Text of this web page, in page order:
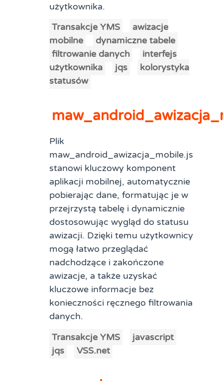
użytkownika.
Transakcje YMS
awizacje
mobilne
dynamiczne tabele
filtrowanie danych
interfejs
użytkownika
jqs
kolorystyka
statusów
Plik
maw_android_awizacja_mobile.js
stanowi kluczowy komponent
aplikacji mobilnej, automatycznie
pobierając dane, formatując je w
przejrzystą tabelę i dynamicznie
dostosowując wygląd do statusu
awizacji. Dzięki temu użytkownicy
mogą łatwo przeglądać
nadchodzące i zakończone
awizacje, a także uzyskać
kluczowe informacje bez
konieczności ręcznego filtrowania
danych.
Transakcje YMS
javascript
jqs
VSS.net